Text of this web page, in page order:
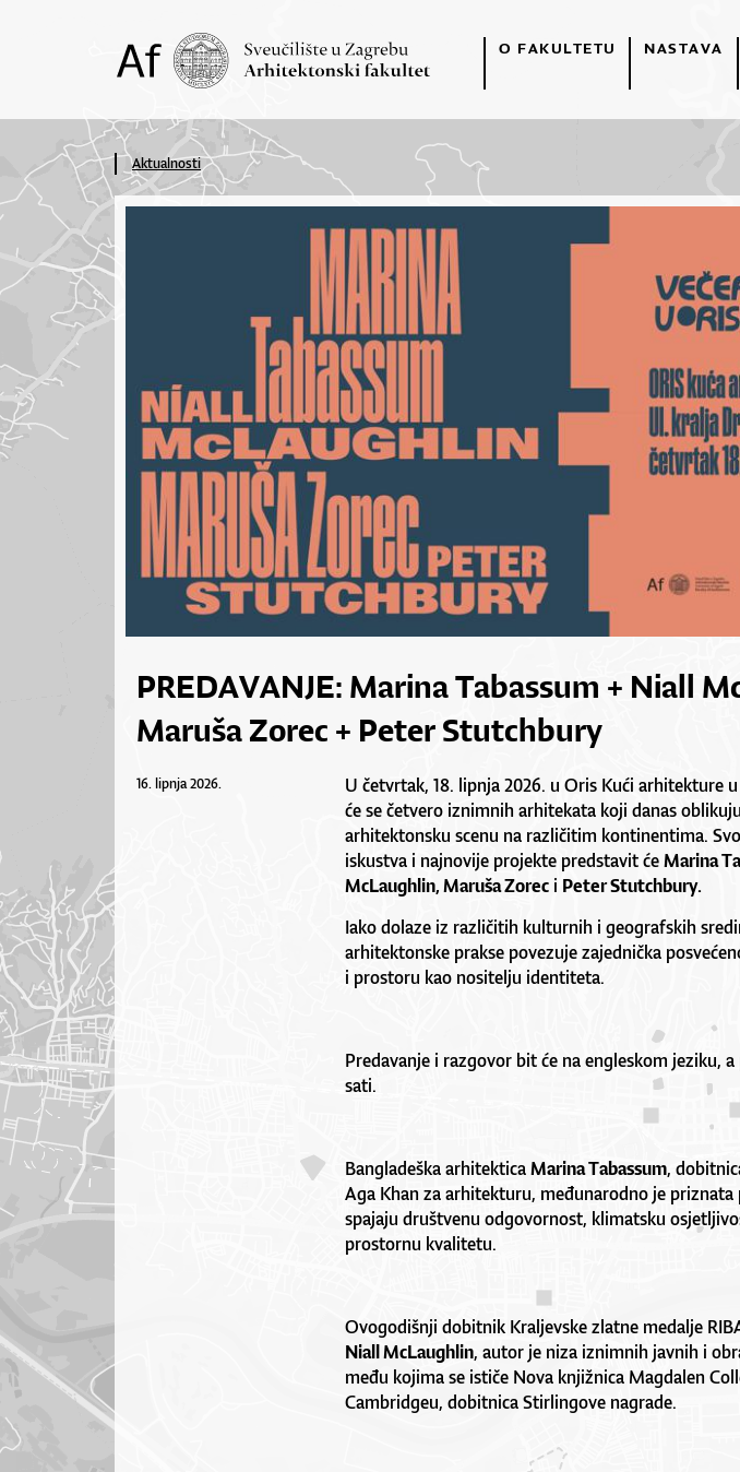
O FAKULTETU NASTAVA
Aktualnosti
PREDAVANJE: Marina Tabassum + Niall
Maruša Zorec + Peter Stutchbury
16. lipnja 2026.
U četvrtak, 18. lipnja 2026. u Oris Kući arhitekture
će se četvero iznimnih arhitekata koji danas
arhitektonsku scenu na različitim kontinentima.
iskustva i najnovije projekte predstavit ćeMarina
McLaughlin, Maruša Zoreci Peter Stutchbury.
Iako dolaze iz različitih kulturnih i geografskih
arhitektonske prakse povezuje zajednička
i prostoru kao nositelju identiteta.
Predavanje i razgovor bit će na engleskom jeziku, a
sati.
Bangladeška arhitekticaMarina Tabassum,
Aga Khan za arhitekturu, međunarodno je
spajaju društvenu odgovornost, klimatsku
prostornu kvalitetu.
Ovogodišnji dobitnik Kraljevske zlatne medalje
Niall McLaughlin, autor je niza iznimnih javnih i
među kojima se ističe Nova knjižnica Magdalen
Cambridgeu, dobitnica Stirlingove nagrade.